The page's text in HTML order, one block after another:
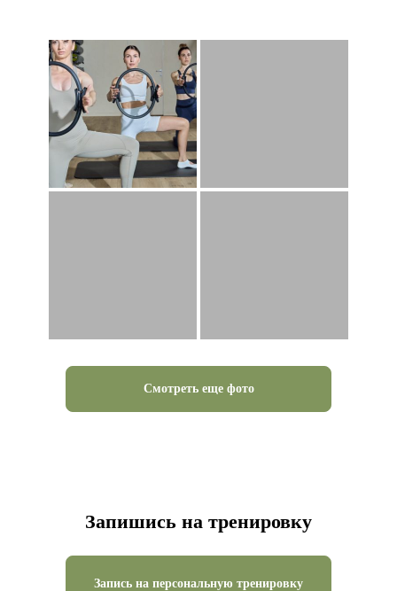
Смотреть еще фото
Запишись на тренировку
Запись на персональную тренировку